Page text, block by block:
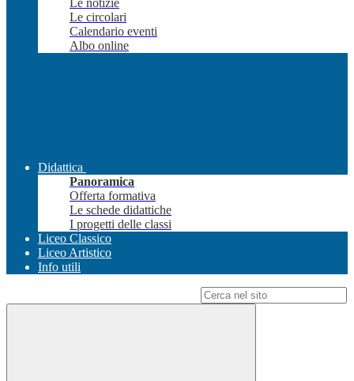
Le notizie
Le circolari
Calendario eventi
Albo online
Didattica
Panoramica
Offerta formativa
Le schede didattiche
I progetti delle classi
Liceo Classico
Liceo Artistico
Info utili